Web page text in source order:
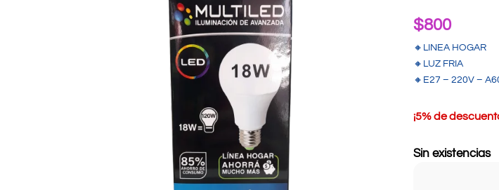
$800
🔸LINEA HOGAR
🔸LUZ FRIA
🔸E27 – 220V –
¡5% de
Sin existencias